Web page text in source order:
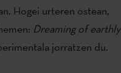
Hogei urteren ostean,
Dreaming of earthly
jorratzen du.